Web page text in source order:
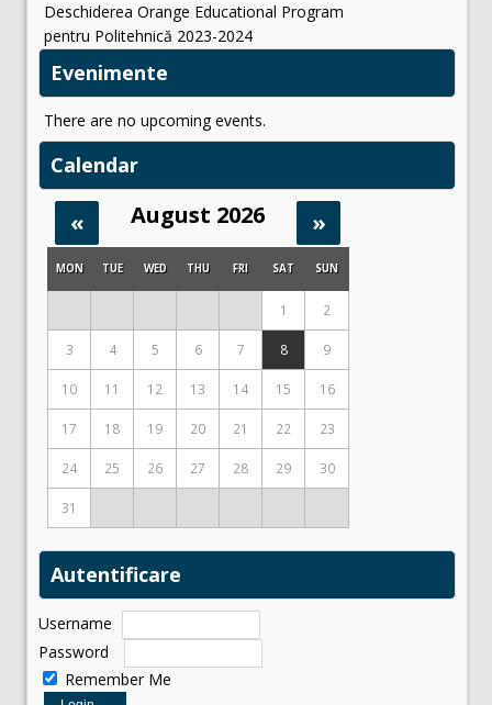
Deschiderea Orange Educational Program
pentru Politehnică 2023-2024
Evenimente
There are no upcoming events.
Calendar
« August 2026 »
MON TUE WED THU FRI SAT SUN
1 2
3 4 5 6 7 8 9
10 11 12 13 14 15 16
17 18 19 20 21 22 23
24 25 26 27 28 29 30
31
Autentificare
Username
Password
Remember Me